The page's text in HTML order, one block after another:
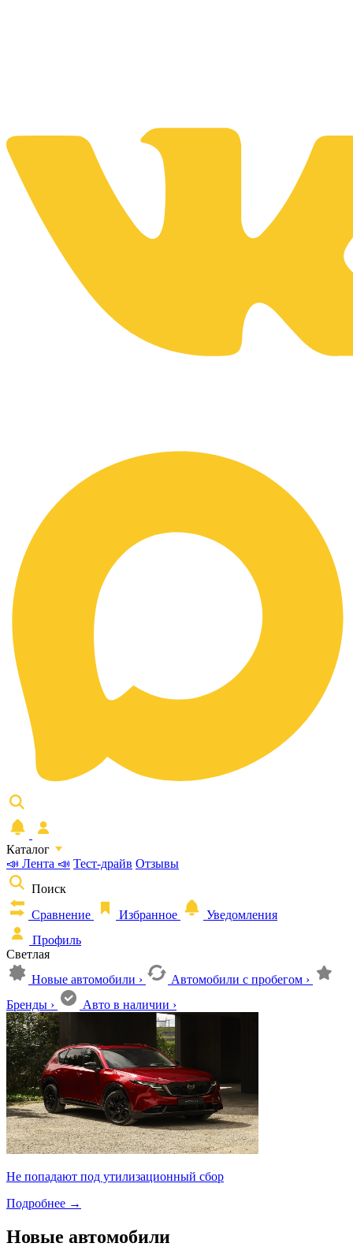
Каталог
📣 Лента 📣 Тест-драйв Отзывы
Поиск
Сравнение
Избранное
Уведомления
Профиль
Светлая
Новые автомобили › Автомобили с пробегом ›
Бренды › Авто в наличии ›
Не попадают под утилизационный сбор
Подробнее →
Новые автомобили